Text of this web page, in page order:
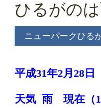
ひるがの
ニューパークひる
平成31年2月28 日
天気 雨 現在（1